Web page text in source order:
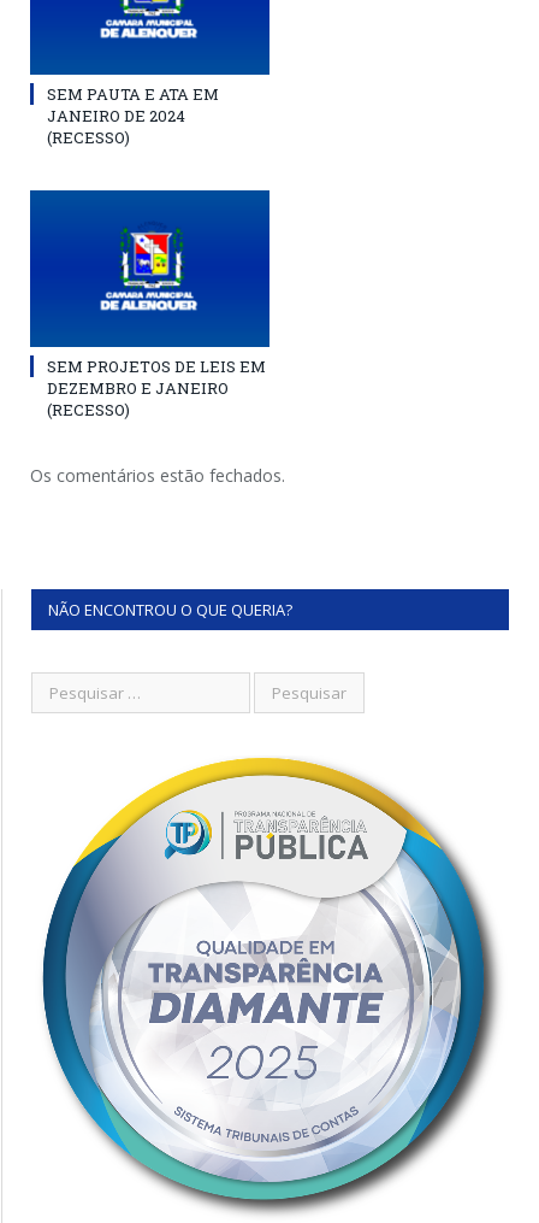
SEM PAUTA E ATA EM
JANEIRO DE 2024
(RECESSO)
SEM PROJETOS DE LEIS EM
DEZEMBRO E JANEIRO
(RECESSO)
Os comentários estão fechados.
NÃO ENCONTROU O QUE QUERIA?